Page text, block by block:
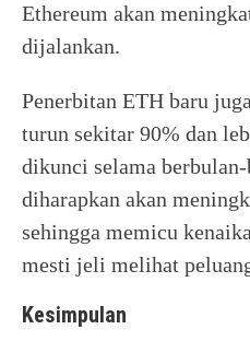
Ethereum akan
dijalankan.
Penerbitan ETH baru
turun sekitar 90% dan
dikunci selama
diharapkan akan
sehingga memicu
mesti jeli melihat
Kesimpulan